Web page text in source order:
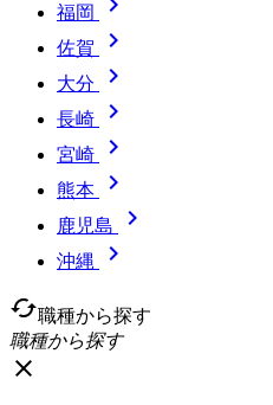
福岡
佐賀 
大分 
長崎 
宮崎 
熊本 
鹿児島 
沖縄

cached職種から探す
職種から探す
close